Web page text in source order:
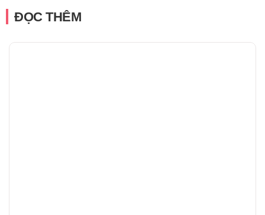
ĐỌC THÊM